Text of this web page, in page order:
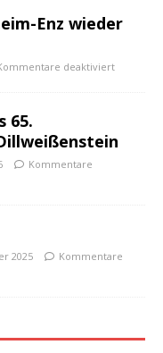
Enz wieder
deaktiviert
65.
Kommentare
2025
Kommentare